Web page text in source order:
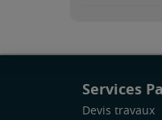
Services
Devis travaux